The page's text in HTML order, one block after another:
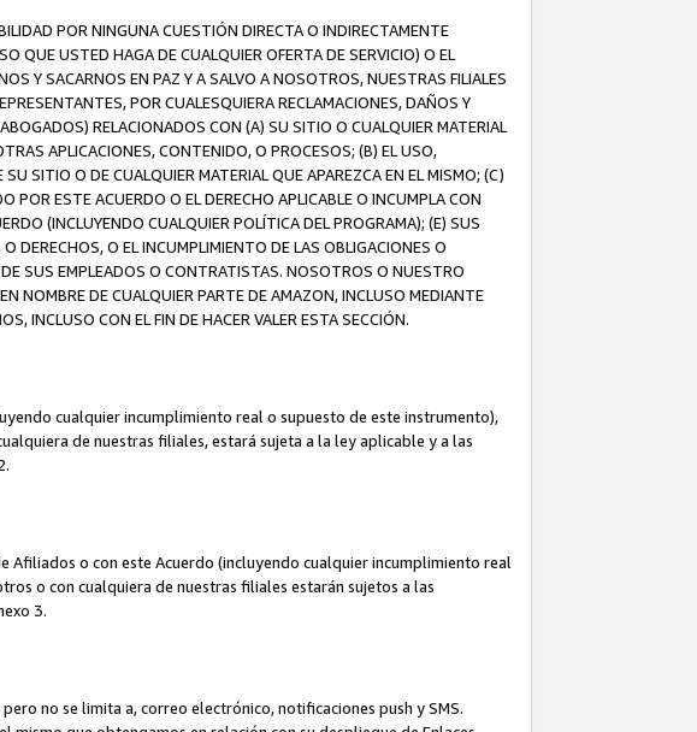
POR NINGUNA CUESTIÓN DIRECTA O INDIRECTAMENTE
QUE USTED HAGA DE CUALQUIER OFERTA DE SERVICIO) O EL
Y SACARNOS EN PAZ Y A SALVO A NOSOTROS, NUESTRAS FILIALES
POR CUALESQUIERA RECLAMACIONES, DAÑOS Y
RELACIONADOS CON (A) SU SITIO O CUALQUIER MATERIAL
APLICACIONES, CONTENIDO, O PROCESOS; (B) EL USO,
SITIO O DE CUALQUIER MATERIAL QUE APAREZCA EN EL MISMO; (C)
POR ESTE ACUERDO O EL DERECHO APLICABLE O INCUMPLA CON
(INCLUYENDO CUALQUIER POLÍTICA DEL PROGRAMA); (E) SUS
DERECHOS, O EL INCUMPLIMIENTO DE LAS OBLIGACIONES O
SUS EMPLEADOS O CONTRATISTAS. NOSOTROS O NUESTRO
NOMBRE DE CUALQUIER PARTE DE AMAZON, INCLUSO MEDIANTE
INCLUSO CON EL FIN DE HACER VALER ESTA SECCIÓN.
cualquier incumplimiento real o supuesto de este instrumento),
de nuestras filiales, estará sujeta a la ley aplicable y a las
o con este Acuerdo (incluyendo cualquier incumplimiento real
o con cualquiera de nuestras filiales estarán sujetos a las
3.
no se limita a, correo electrónico, notificaciones push y SMS.